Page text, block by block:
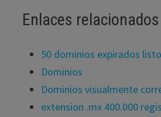
Enlaces relacionados
50 dominios expirados
Dominios
Dominios visualmente
extension .mx 400.000